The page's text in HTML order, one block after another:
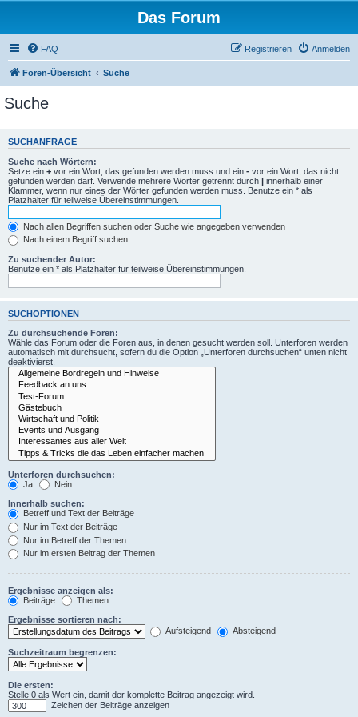
Das Forum
FAQ Anmelden
Registrieren
Foren-Übersicht Suche
Suche
SUCHANFRAGE
Suche nach Wörtern:
Setze ein + vor ein Wort, das gefunden werden muss und ein - vor ein Wort, das nicht
gefunden werden darf. Verwende mehrere Wörter getrennt durch | innerhalb einer
Klammer, wenn nur eines der Wörter gefunden werden muss. Benutze ein * als
Platzhalter für teilweise Übereinstimmungen.
Nach allen Begriffen suchen oder Suche wie angegeben verwenden
Nach einem Begriff suchen
Zu suchender Autor:
Benutze ein * als Platzhalter für teilweise Übereinstimmungen.
SUCHOPTIONEN
Zu durchsuchende Foren:
Wähle das Forum oder die Foren aus, in denen gesucht werden soll. Unterforen werden
automatisch mit durchsucht, sofern du die Option „Unterforen durchsuchen“ unten nicht
deaktivierst.
Unterforen durchsuchen:
Ja
Nein
Innerhalb suchen:
Betreff und Text der Beiträge
Nur im Text der Beiträge
Nur im Betreff der Themen
Nur im ersten Beitrag der Themen
Ergebnisse anzeigen als:
Beiträge
Themen
Ergebnisse sortieren nach:
Aufsteigend
Absteigend
Suchzeitraum begrenzen:
Die ersten:
Stelle 0 als Wert ein, damit der komplette Beitrag angezeigt wird.
Zeichen der Beiträge anzeigen